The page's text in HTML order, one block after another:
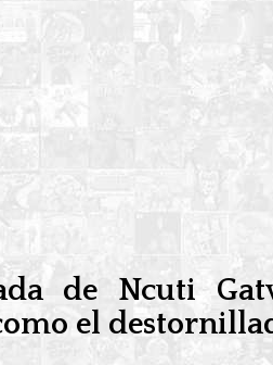
de Ncuti
el